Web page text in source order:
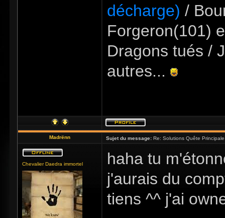
décharge) /
Forgeron(101)
Dragons tués /
autres...
Madrënn Sujet du message: Re: Solutions Quête
Chevalier Daedra immortel
haha tu
j'aurais du
tiens ^^ j'ai